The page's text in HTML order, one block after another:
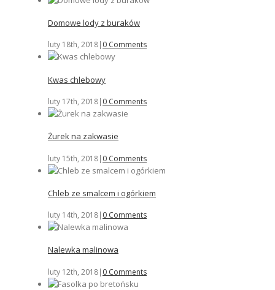
Domowe lody z buraków
luty 18th, 2018 0 Comments
Kwas chlebowy
luty 17th, 2018| 0 Comments
Żurek na zakwasie
luty 15th, 2018| 0 Comments
Chleb ze smalcem i ogórkiem
luty 14th, 2018| 0 Comments
Nalewka malinowa
luty 12th, 2018| 0 Comments